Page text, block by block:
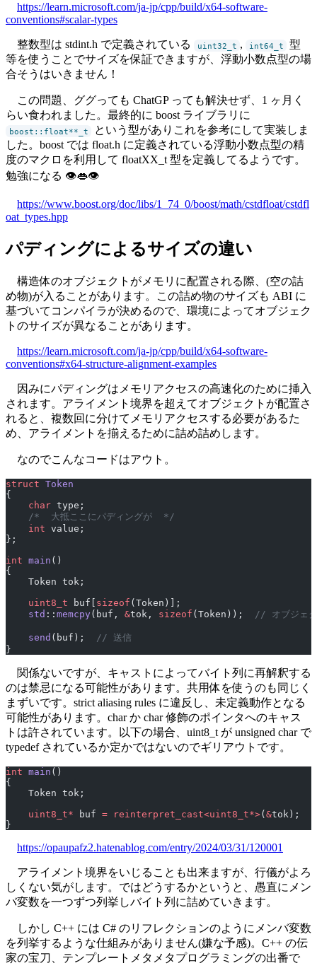
https://learn.microsoft.com/ja-jp/cpp/build/x64-software-
conventions#scalar-types
整数型は stdint.h で定義されている uint32_t , int64_t
型
等を使うことでサイズを保証できますが、浮動小数点型の場
合そうはいきません！
この問題、ググっても ChatGP っても解決せず、1 ヶ月く
らい食われました。最終的に boost ライブラリに
boost::float**_t
という型がありこれを参考にして実装しま
した。boost では float.h に定義されている浮動小数点型の精
度のマクロを利用して floatXX_t 型を定義してるようです。
勉強になる 👁👄👁
https://www.boost.org/doc/libs/1_74_0/boost/math/cstdfloat/cstdfl
oat_types.hpp
パディングによるサイズの違い
構造体のオブジェクトがメモリに配置される際、(空の詰
め物)が入ることがあります。この詰め物のサイズも ABI に
基づいてコンパイラが決めるので、環境によってオブジェク
トのサイズが異なることがあります。
https://learn.microsoft.com/ja-jp/cpp/build/x64-software-
conventions#x64-structure-alignment-examples
因みにパディングはメモリアクセスの高速化のために挿入
されます。アライメント境界を超えてオブジェクトが配置さ
れると、複数回に分けてメモリアクセスする必要があるた
め、アライメントを揃えるために詰め詰めします。
なのでこんなコードはアウト。
struct Token
{
    char
type;
    /*  大抵ここにパディングが  */
    int
value;
};
int main ()
{
    Token tok;
    uint8_t
buf[ sizeof (Token)];
    std
:: memcpy(buf, &tok, sizeof (Token));
// オブジェ
    send
(buf);
  // 送信
}
関係ないですが、キャストによってバイト列に再解釈する
のは禁忌になる可能性があります。共用体を使うのも同じく
まずいです。strict aliasing rules に違反し、未定義動作となる
可能性があります。char か char 修飾のポインタへのキャス
トは許されています。以下の場合、uint8_t が unsigned char で
typedef されているか定かではないのでギリアウトです。
int main ()
{
    Token tok;
    uint8_t*
buf = reinterpret_cast<uint8_t*>( &tok);
}
https://opaupafz2.hatenablog.com/entry/2024/03/31/120001
アライメント境界をいじることも出来ますが、行儀がよろ
しくない気がします。ではどうするかというと、愚直にメン
バ変数を一つずつ列挙しバイト列に詰めていきます。
しかし C++ には C# のリフレクションのようにメンバ変数
を列挙するような仕組みがありません(嫌な予感)。C++ の伝
家の宝刀、テンプレートメタメタプログラミングの出番で